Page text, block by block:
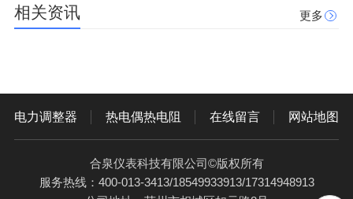
相关资讯 更多
电力调整器 热电偶热电阻 在线留言 网站地图
合泉仪表科技有限公司©版权所有
服务热线：400-013-3413/18549933913/17314948913